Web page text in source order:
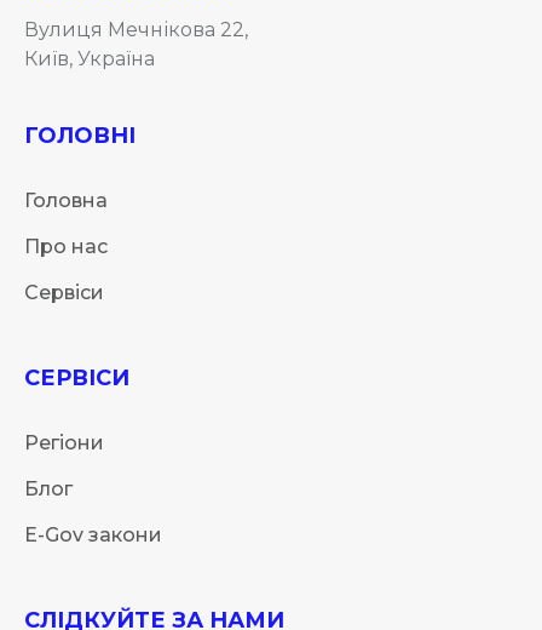
Вулиця Мечнікова 22,
Київ, Україна
ГОЛОВНІ
Головна
Про нас
Сервіси
СЕРВІСИ
Регіони
Блог
E-Gov закони
СЛІДКУЙТЕ ЗА НАМИ